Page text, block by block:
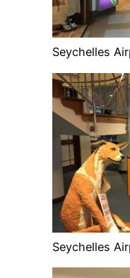
Seychelles
Seychelles